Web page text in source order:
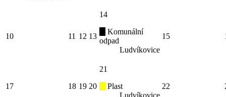
10 11 12 13
14
Komunální
odpad
Ludvíkovice
15
17 18 19 20
21
Plast
Ludvíkovice
22